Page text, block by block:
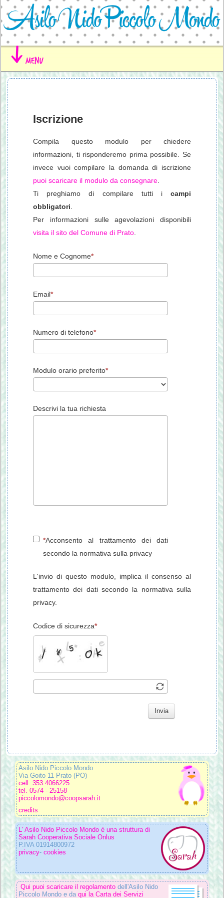
menu
Iscrizione
Compila questo modulo per chiedere
informazioni, ti risponderemo prima possibile. Se
invece vuoi compilare la domanda di iscrizione
puoi scaricare il modulo da consegnare
Ti preghiamo di compilare tutti i campi
obbligatori
Per informazioni sulle agevolazioni disponibili
visita il sito del Comune di Prato
Nome e Cognome
Email
Numero di telefono
Modulo orario preferito
Descrivi la tua richiesta
Acconsento al trattamento dei dati
secondo la normativa sulla privacy
L'invio di questo modulo, implica il consenso al
trattamento dei dati secondo la normativa sulla
privacy.
Codice di sicurezza
Invia
Asilo Nido Piccolo Mondo
Via Goito 11 Prato (PO)
cell. 353 4066225
tel. 0574 - 25158
piccolomondo@coopsarah.it
credits
L' Asilo Nido Piccolo Mondo è una struttura di
Sarah Cooperativa Sociale Onlus
P.IVA 01914800972
privacy-cookies
Qui puoi scaricare il regolamento dell'Asilo Nido
Piccolo Mondo e daqui la Carta dei Servizi